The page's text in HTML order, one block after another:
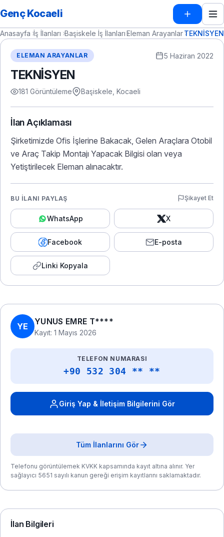
Genç Kocaeli
Anasayfa İş İlanları Başiskele İş İlanlarıEleman ArayanlarTEKNİSYEN
ELEMAN ARAYANLAR 5 Haziran 2022
TEKNİSYEN
181 Görüntüleme Başiskele, Kocaeli
İlan Açıklaması
Şirketimizde Ofis İşlerine Bakacak, Gelen Araçlara Otobil
ve Araç Takip Montajı Yapacak Bilgisi olan veya
Yetiştirilecek Eleman alınacaktır.
BU İLANI PAYLAŞ Şikayet Et
WhatsApp X
Facebook E-posta
Linki Kopyala
YE
YUNUS EMRE T****
Kayıt: 1 Mayıs 2026
TELEFON NUMARASI
+90 532 304 ** **
Giriş Yap & İletişim Bilgilerini Gör
Tüm İlanlarını Gör
Telefonu görüntülemek KVKK kapsamında kayıt altına alınır. Yer
sağlayıcı 5651 sayılı kanun gereği erişim kayıtlarını saklamaktadır.
İlan Bilgileri